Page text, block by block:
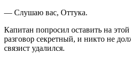
— Слушаю вас, Оттука.
Капитан попросил оставить на
разговор секретный, и никто не
связист удалился.